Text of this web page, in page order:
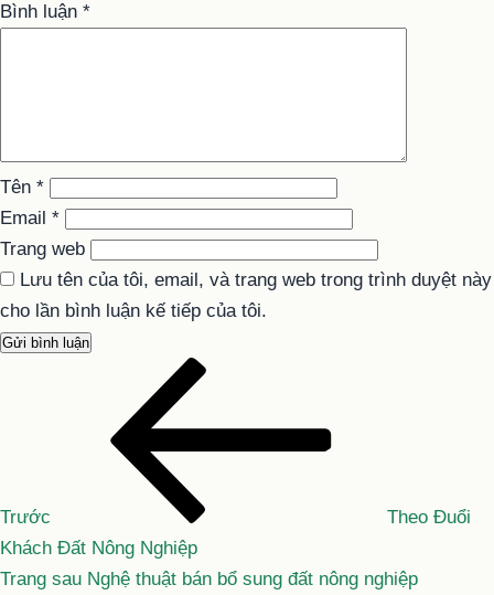
Bình luận *
Tên *
Email *
Trang web
Lưu tên của tôi, email, và trang web trong trình duyệt này
cho lần bình luận kế tiếp của tôi.
viết
Trước
Theo Đuổi
Khách Đất Nông Nghiệp
Bài
Trang sau Nghệ thuật bán bổ sung đất nông nghiệp